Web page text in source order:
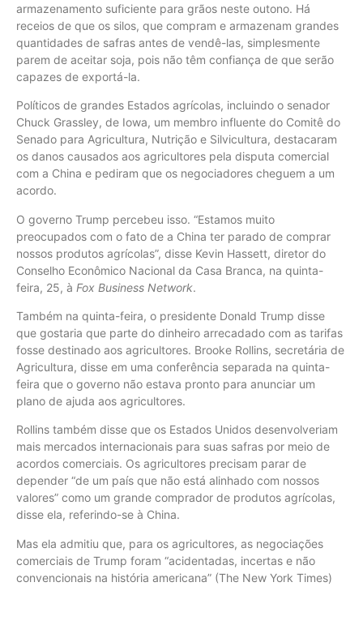
armazenamento suficiente para grãos neste outono. Há
receios de que os silos, que compram e armazenam grandes
quantidades de safras antes de vendê-las, simplesmente
parem de aceitar soja, pois não têm confiança de que serão
capazes de exportá-la.
Políticos de grandes Estados agrícolas, incluindo o senador
Chuck Grassley, de Iowa, um membro influente do Comitê do
Senado para Agricultura, Nutrição e Silvicultura, destacaram
os danos causados aos agricultores pela disputa comercial
com a China e pediram que os negociadores cheguem a um
acordo.
O governo Trump percebeu isso. “Estamos muito
preocupados com o fato de a China ter parado de comprar
nossos produtos agrícolas”, disse Kevin Hassett, diretor do
Conselho Econômico Nacional da Casa Branca, na quinta-
feira, 25, à Fox Business Network.
Também na quinta-feira, o presidente Donald Trump disse
que gostaria que parte do dinheiro arrecadado com as tarifas
fosse destinado aos agricultores. Brooke Rollins, secretária de
Agricultura, disse em uma conferência separada na quinta-
feira que o governo não estava pronto para anunciar um
plano de ajuda aos agricultores.
Rollins também disse que os Estados Unidos desenvolveriam
mais mercados internacionais para suas safras por meio de
acordos comerciais. Os agricultores precisam parar de
depender “de um país que não está alinhado com nossos
valores” como um grande comprador de produtos agrícolas,
disse ela, referindo-se à China.
Mas ela admitiu que, para os agricultores, as negociações
comerciais de Trump foram “acidentadas, incertas e não
convencionais na história americana” (The New York Times)